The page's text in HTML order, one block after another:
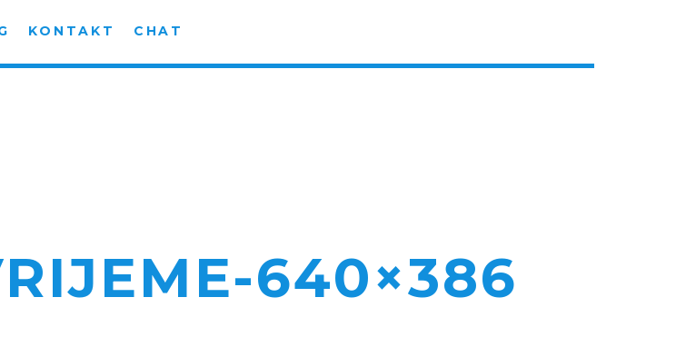
KONTAKT CHAT
640×386